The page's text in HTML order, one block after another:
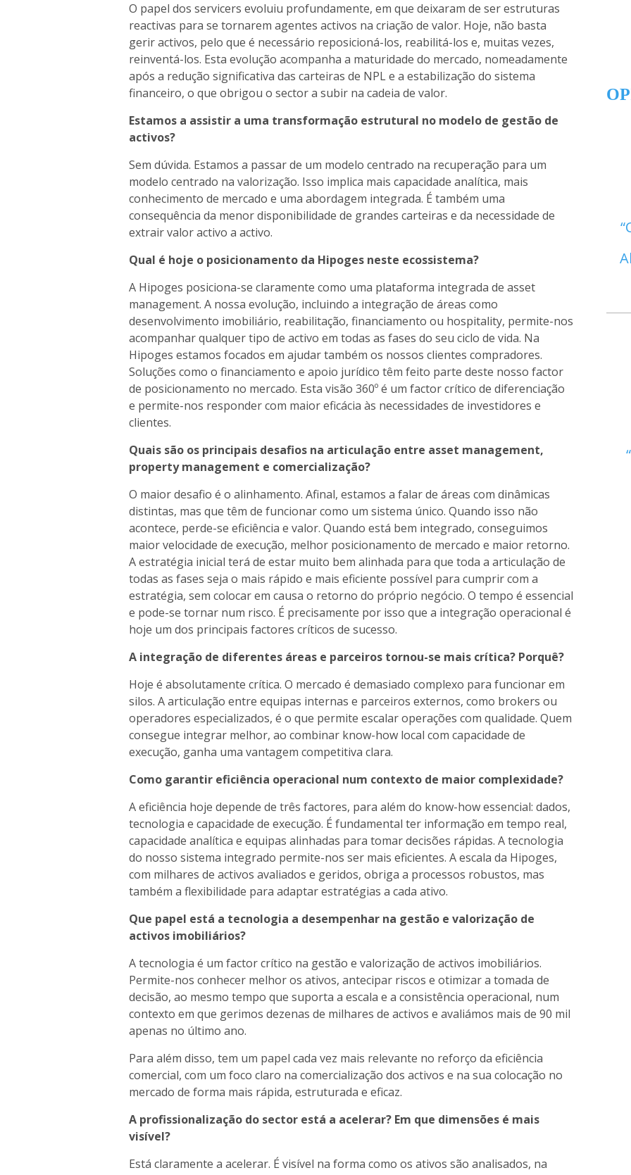
O papel dos servicers evoluiu profundamente, em que deixaram de ser estruturas
reactivas para se tornarem agentes activos na criação de valor. Hoje, não basta
gerir activos, pelo que é necessário reposicioná-los, reabilitá-los e, muitas vezes,
reinventá-los. Esta evolução acompanha a maturidade do mercado, nomeadamente
após a redução significativa das carteiras de NPL e a estabilização do sistema
financeiro, o que obrigou o sector a subir na cadeia de valor.
Estamos a assistir a uma transformação estrutural no modelo de gestão de
activos?
Sem dúvida. Estamos a passar de um modelo centrado na recuperação para um
modelo centrado na valorização. Isso implica mais capacidade analítica, mais
conhecimento de mercado e uma abordagem integrada. É também uma
consequência da menor disponibilidade de grandes carteiras e da necessidade de
extrair valor activo a activo.
Qual é hoje o posicionamento da Hipoges neste ecossistema?
A Hipoges posiciona-se claramente como uma plataforma integrada de asset
management. A nossa evolução, incluindo a integração de áreas como
desenvolvimento imobiliário, reabilitação, financiamento ou hospitality, permite-nos
acompanhar qualquer tipo de activo em todas as fases do seu ciclo de vida. Na
Hipoges estamos focados em ajudar também os nossos clientes compradores.
Soluções como o financiamento e apoio jurídico têm feito parte deste nosso factor
de posicionamento no mercado. Esta visão 360º é um factor crítico de diferenciação
e permite-nos responder com maior eficácia às necessidades de investidores e
clientes.
Quais são os principais desafios na articulação entre asset management,
property management e comercialização?
O maior desafio é o alinhamento. Afinal, estamos a falar de áreas com dinâmicas
distintas, mas que têm de funcionar como um sistema único. Quando isso não
acontece, perde-se eficiência e valor. Quando está bem integrado, conseguimos
maior velocidade de execução, melhor posicionamento de mercado e maior retorno.
A estratégia inicial terá de estar muito bem alinhada para que toda a articulação de
todas as fases seja o mais rápido e mais eficiente possível para cumprir com a
estratégia, sem colocar em causa o retorno do próprio negócio. O tempo é essencial
e pode-se tornar num risco. É precisamente por isso que a integração operacional é
hoje um dos principais factores críticos de sucesso.
A integração de diferentes áreas e parceiros tornou-se mais crítica? Porquê?
Hoje é absolutamente crítica. O mercado é demasiado complexo para funcionar em
silos. A articulação entre equipas internas e parceiros externos, como brokers ou
operadores especializados, é o que permite escalar operações com qualidade. Quem
consegue integrar melhor, ao combinar know-how local com capacidade de
execução, ganha uma vantagem competitiva clara.
Como garantir eficiência operacional num contexto de maior complexidade?
A eficiência hoje depende de três factores, para além do know-how essencial: dados,
tecnologia e capacidade de execução. É fundamental ter informação em tempo real,
capacidade analítica e equipas alinhadas para tomar decisões rápidas. A tecnologia
do nosso sistema integrado permite-nos ser mais eficientes. A escala da Hipoges,
com milhares de activos avaliados e geridos, obriga a processos robustos, mas
também a flexibilidade para adaptar estratégias a cada ativo.
Que papel está a tecnologia a desempenhar na gestão e valorização de
activos imobiliários?
A tecnologia é um factor crítico na gestão e valorização de activos imobiliários.
Permite-nos conhecer melhor os ativos, antecipar riscos e otimizar a tomada de
decisão, ao mesmo tempo que suporta a escala e a consistência operacional, num
contexto em que gerimos dezenas de milhares de activos e avaliámos mais de 90 mil
apenas no último ano.
Para além disso, tem um papel cada vez mais relevante no reforço da eficiência
comercial, com um foco claro na comercialização dos activos e na sua colocação no
mercado de forma mais rápida, estruturada e eficaz.
A profissionalização do sector está a acelerar? Em que dimensões é mais
visível?
Está claramente a acelerar. É visível na forma como os ativos são analisados, na